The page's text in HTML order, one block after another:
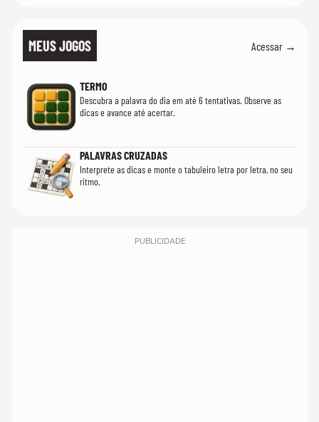
MEUS JOGOS Acessar →
TERMO
Descubra a palavra do dia em até 6 tentativas. Observe as
dicas e avance até acertar.
PALAVRAS CRUZADAS
Interprete as dicas e monte o tabuleiro letra por letra, no seu
ritmo.
PUBLICIDADE